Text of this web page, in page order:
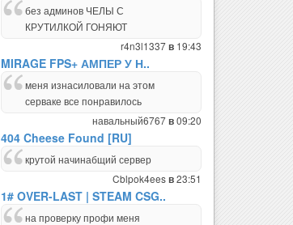
без админов ЧЕЛЫ С
КРУТИЛКОЙ ГОНЯЮТ
r4n3l1337в 19:43
MIRAGE FPS+ АМПЕР У Н..
меня изнасиловали на этом
серваке все понравилось
навальный6767в09:20
404 Cheese Found [RU]
крутой начинабщий сервер
Cblpok4eesв23:51
1# OVER-LAST | STEAM CSG..
на проверку профи меня